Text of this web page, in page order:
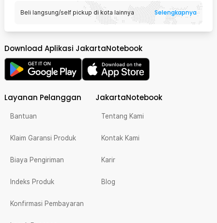
Beli langsung/self pickup di kota lainnya Selengkapnya
Download Aplikasi JakartaNotebook
Layanan Pelanggan
Bantuan
Klaim Garansi Produk
Biaya Pengiriman
Indeks Produk
Konfirmasi Pembayaran
JakartaNotebook
Tentang Kami
Kontak Kami
Karir
Blog